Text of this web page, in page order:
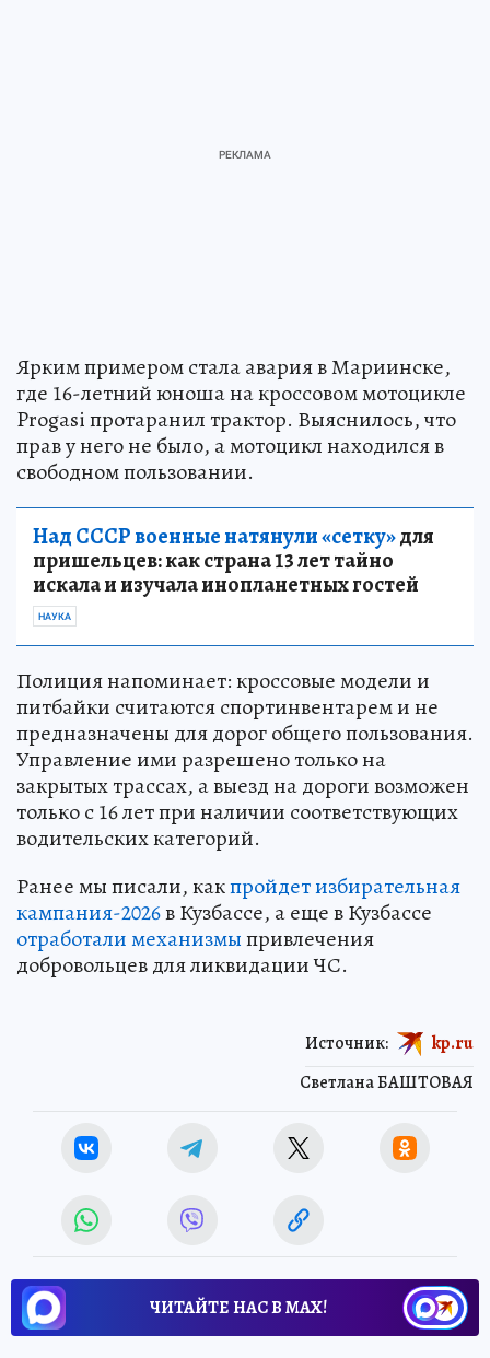
Ярким примером стала авария в Мариинске,
где 16-летний юноша на кроссовом мотоцикле
Progasi протаранил трактор. Выяснилось, что
прав у него не было, а мотоцикл находился в
свободном пользовании.
Над СССР военные натянули «сетку»для
пришельцев: как страна 13 лет тайно
искала и изучала инопланетных гостей
НАУКА
Полиция напоминает: кроссовые модели и
питбайки считаются спортинвентарем и не
предназначены для дорог общего пользования.
Управление ими разрешено только на
закрытых трассах, а выезд на дороги возможен
только с 16 лет при наличии соответствующих
водительских категорий.
Ранее мы писали, какпройдет избирательная
кампания-2026в Кузбассе, а еще в Кузбассе
отработали механизмыпривлечения
добровольцев для ликвидации ЧС.
Светлана БАШТОВАЯ
Источник: kp.ru
ЧИТАЙТЕ НАС В МАХ!